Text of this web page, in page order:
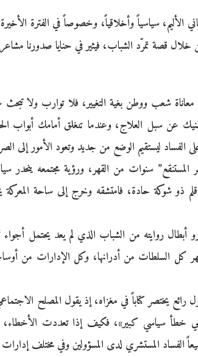
الأليم، سياسياً وأخلاقياً، وخصوصاً في الفترة
خلال قصة تمرّد الشباب، فيثير في حنايا صدورنا
شعب ووطن بغية التغيير، فلا توارب ولا تبحث
عن سبل العلاج، وعندما تنغلق أمامك أبواب
الفساد ليستقيم الوضع من جديد وتعود الأمور إلى
سنوات من القهر، ورؤية مجتمعه ينحدر
ذو شوكة حادة، فامتشقه وخرج إلى ساحة
روايته من الشباب الذي لم يعد يحتمل أجواء
كل السلطات من أدرانها، وكل الإدارات من
رائع يختصر كتاباً في مغزاه، إذ يقول المصلح
سياسي كبير»، فكيف إذا تعددت الأخطاء،
الفساد المستشري لدى المسؤولين وفي مختلف إدارات